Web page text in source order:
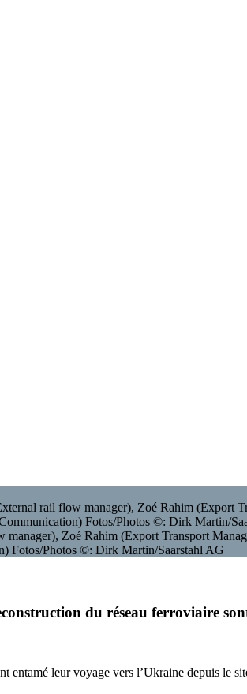
Zoé Rahim (Export Transport
Fotos/Photos ©: Dirk Martin/Saarstahl AG
du réseau ferroviaire
entamé leur voyage vers l’Ukraine depuis le